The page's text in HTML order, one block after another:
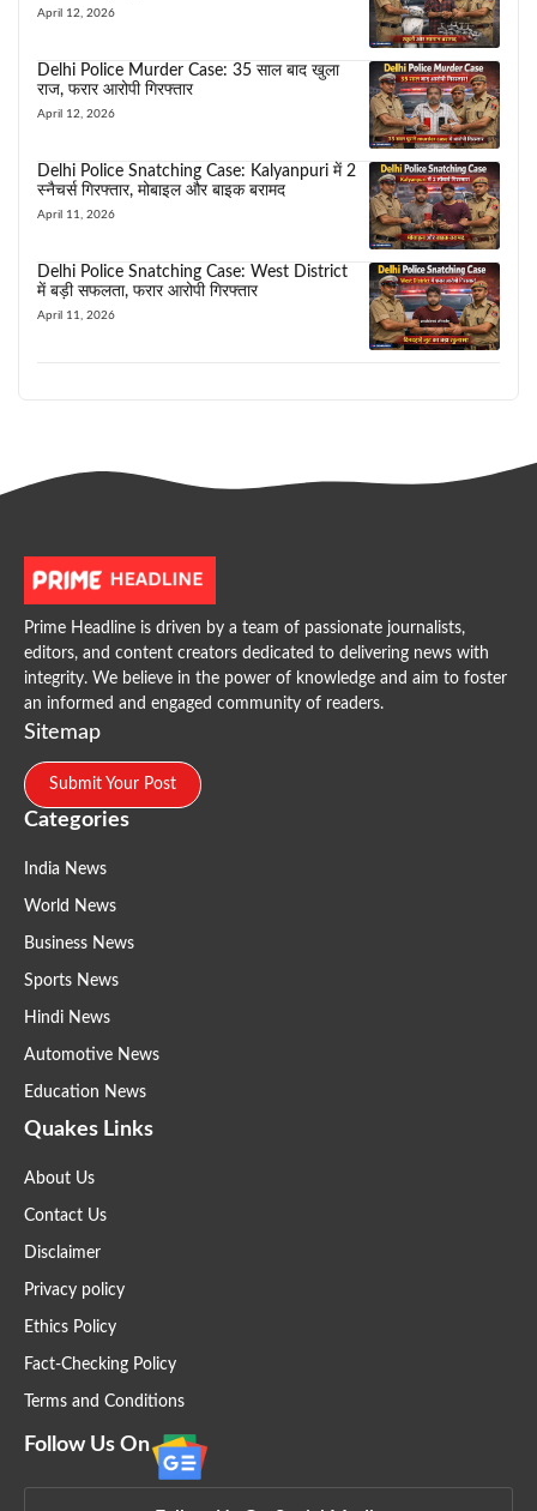
April 12, 2026
Delhi Police Murder Case: 35 साल बाद खुला
राज, फरार आरोपी गिरफ्तार
April 12, 2026
Delhi Police Snatching Case: Kalyanpuri में 2
स्नैचर्स गिरफ्तार, मोबाइल और बाइक बरामद
April 11, 2026
Delhi Police Snatching Case: West District
में बड़ी सफलता, फरार आरोपी गिरफ्तार
April 11, 2026
Prime Headline is driven by a team of passionate journalists,
editors, and content creators dedicated to delivering news with
integrity. We believe in the power of knowledge and aim to foster
an informed and engaged community of readers.
Sitemap
Submit Your Post
Categories
India News
World News
Business News
Sports News
Hindi News
Automotive News
Education News
Quakes Links
About Us
Contact Us
Disclaimer
Privacy policy
Ethics Policy
Fact-Checking Policy
Terms and Conditions
Follow Us On